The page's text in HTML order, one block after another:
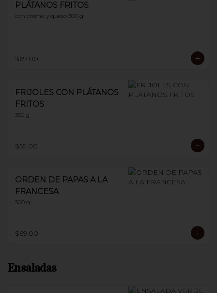
PLÁTANOS FRITOS
con crema y queso 300 g
$69.00
FRIJOLES CON PLÁTANOS
FRITOS
350 g
$59.00
ORDEN DE PAPAS A LA
FRANCESA
300 g
$69.00
Ensaladas